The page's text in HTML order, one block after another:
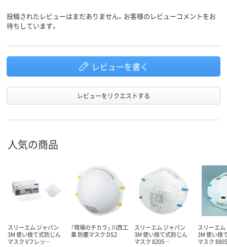
投稿されたレビューはまだありません。お客様のレビューコメントをお
待ちしています。
レビューを書く
レビューをリクエストする
人気の商品
スリーエム ジャパン
3M 使い捨て式防じん
マスク Vフレッ…
「現場のチカラ」 川西工
業 防塵マスク DS2
スリーエム ジャパン
3M 使い捨て式防じん
マスク 8205…
スリーエ
3M 使い捨
マスク